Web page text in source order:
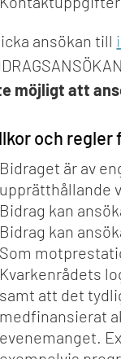
ansökan till
möjligt att
och regler
Bidraget är av
upprätthållande
Bidrag kan
Bidrag kan
Som
Kvarkenrådets
samt att det
medfinansierat
evenemanget.